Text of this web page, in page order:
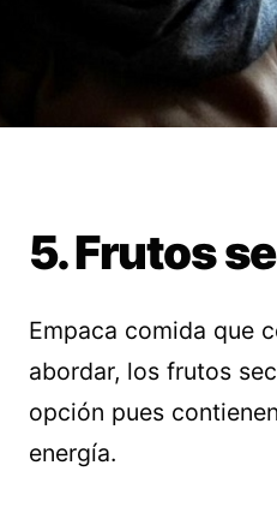
5. Frutos
Empaca comida que
abordar, los frutos
opción pues
energía.